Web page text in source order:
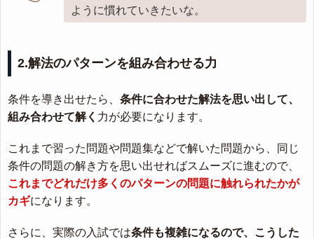
ように慣れていきたいな。
2.解法のパターンを組み合わせる力
条件を導き出せたら、 条件に合わせた解法を思い出して、
組み合わせて解く 力が必要になります。
これまで習った問題や問題集などで解いた問題から、同じ
条件の問題の解き方を思い出せればスムーズに進むので、
これまでどれだけ多くのパターンの問題に触れられたかが
カギになります。
さらに、実際の入試では条件も複雑になるので、こうした